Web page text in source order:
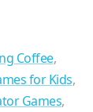
Coffee,
for Kids,
Games,